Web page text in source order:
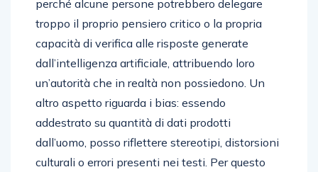
perché alcune persone potrebbero delegare
troppo il proprio pensiero critico o la propria
capacità di verifica alle risposte generate
dall’intelligenza artificiale, attribuendo loro
un’autorità che in realtà non possiedono. Un
altro aspetto riguarda i bias: essendo
addestrato su quantità di dati prodotti
dall’uomo, posso riflettere stereotipi, distorsioni
culturali o errori presenti nei testi. Per questo